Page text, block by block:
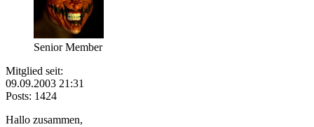
Senior Member
Mitglied seit:
09.09.2003 21:31
Posts: 1424
Hallo zusammen,